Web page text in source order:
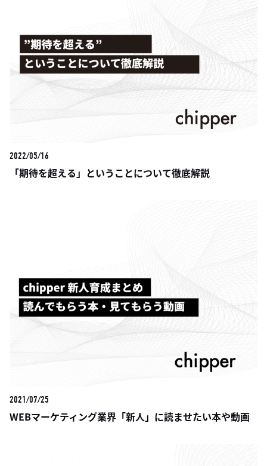
2022/05/16
「期待を超える」ということについて徹底解説
2021/07/25
WEBマーケティング業界「新人」に読ませたい本や動画